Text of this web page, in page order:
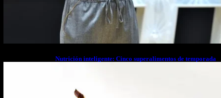
Nutrición inteligente: Cinco superalimentos de temporada